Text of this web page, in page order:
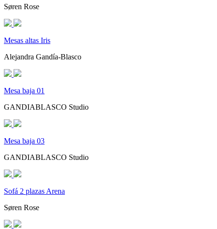
Søren Rose
Mesas altas Iris
Alejandra Gandía-Blasco
Mesa baja 01
GANDIABLASCO Studio
Mesa baja 03
GANDIABLASCO Studio
Sofá 2 plazas Arena
Søren Rose